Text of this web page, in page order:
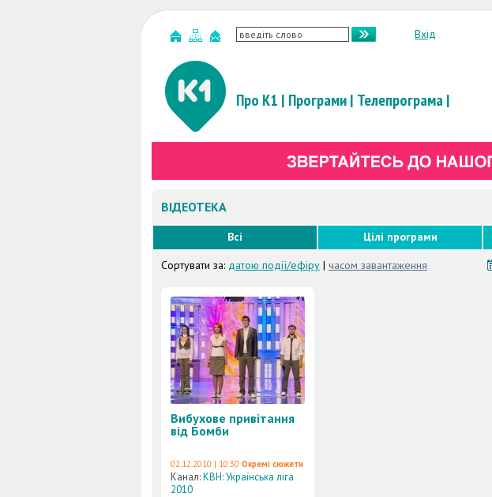
Вхід
Про К1 | Програми| Телепрограма|
ВІДЕОТЕКА
Всі Цілі програми
Сортувати за: датою події/ефіру | часом завантаження
Вибухове привітання
від Бомби
02.12.2010 | 10:30 Окремі сюжети
Канал:КВН: Українська ліга
2010